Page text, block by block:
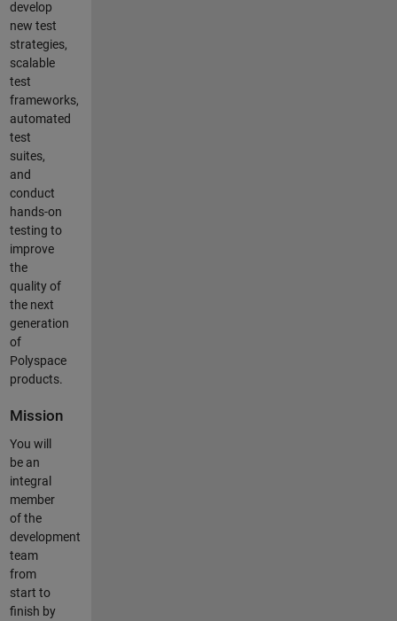
develop
new test
strategies,
scalable
test
frameworks,
automated
test
suites,
and
conduct
hands-on
testing to
improve
the
quality of
the next
generation
of
Polyspace
products.
Mission
You will
be an
integral
member
of the
development
team
from
start to
finish by